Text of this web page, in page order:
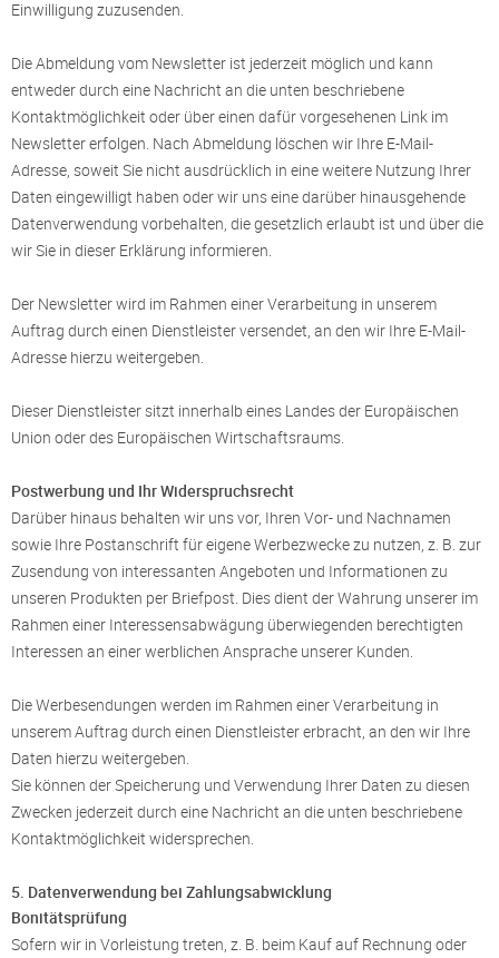
Einwilligung zuzusenden.
Die Abmeldung vom Newsletter ist jederzeit möglich und kann
entweder durch eine Nachricht an die unten beschriebene
Kontaktmöglichkeit oder über einen dafür vorgesehenen Link im
Newsletter erfolgen. Nach Abmeldung löschen wir Ihre E-Mail-
Adresse, soweit Sie nicht ausdrücklich in eine weitere Nutzung Ihrer
Daten eingewilligt haben oder wir uns eine darüber hinausgehende
Datenverwendung vorbehalten, die gesetzlich erlaubt ist und über die
wir Sie in dieser Erklärung informieren.
Der Newsletter wird im Rahmen einer Verarbeitung in unserem
Auftrag durch einen Dienstleister versendet, an den wir Ihre E-Mail-
Adresse hierzu weitergeben.
Dieser Dienstleister sitzt innerhalb eines Landes der Europäischen
Union oder des Europäischen Wirtschaftsraums.
Postwerbung und Ihr Widerspruchsrecht
Darüber hinaus behalten wir uns vor, Ihren Vor- und Nachnamen
sowie Ihre Postanschrift für eigene Werbezwecke zu nutzen, z. B. zur
Zusendung von interessanten Angeboten und Informationen zu
unseren Produkten per Briefpost. Dies dient der Wahrung unserer im
Rahmen einer Interessensabwägung überwiegenden berechtigten
Interessen an einer werblichen Ansprache unserer Kunden.
Die Werbesendungen werden im Rahmen einer Verarbeitung in
unserem Auftrag durch einen Dienstleister erbracht, an den wir Ihre
Daten hierzu weitergeben.
Sie können der Speicherung und Verwendung Ihrer Daten zu diesen
Zwecken jederzeit durch eine Nachricht an die unten beschriebene
Kontaktmöglichkeit widersprechen.
5. Datenverwendung bei Zahlungsabwicklung
Bonitätsprüfung
Sofern wir in Vorleistung treten, z. B. beim Kauf auf Rechnung oder